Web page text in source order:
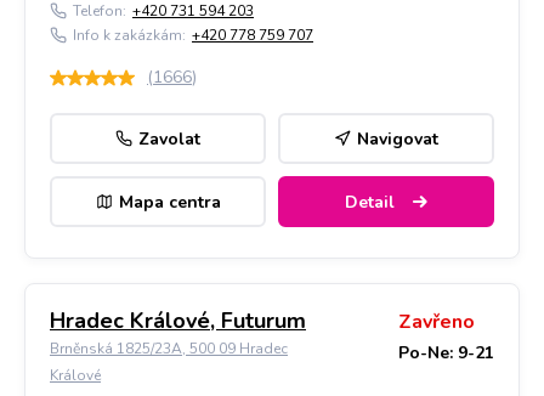
Telefon: +420 731 594 203
Info k zakázkám: +420 778 759 707
(1666)
Zavolat Navigovat
Mapa centra Detail
Hradec Králové, Futurum
Brněnská 1825/23A, 500 09 Hradec
Králové
Zavřeno
Po-Ne: 9-21